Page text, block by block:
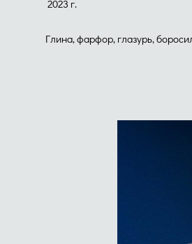
2023 г.
Глина, фарфор, глазурь,